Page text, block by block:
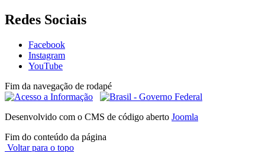
Redes Sociais
Facebook
Instagram
YouTube
Fim da navegação de rodapé
Desenvolvido com o CMS de código aberto Joomla
Fim do conteúdo da página
Voltar para o topo